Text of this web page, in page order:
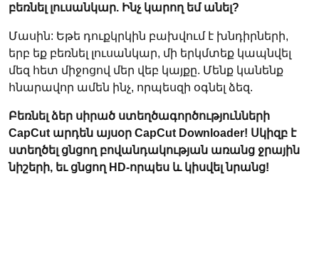
բեռնել լուսանկար. Ինչ կարող եմ անել?
Մասին: Եթե դուքկրկին բախվում է խնդիրների,
երբ եք բեռնել լուսանկար, մի երկմտեք կապնվել
մեզ հետ միջոցով մեր վեբ կայքը. Մենք կանենք
հնարավոր ամեն ինչ, որպեսզի օգնել ձեզ.
Բեռնել ձեր սիրած ստեղծագործությունների
CapCut արդեն այսօր CapCut Downloader! Սկիզբ է
ստեղծել ցնցող բովանդակության առանց ջրային
նիշերի, եւ ցնցող HD-որպես և կիսվել նրանց!